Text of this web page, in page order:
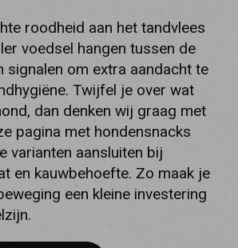
roodheid aan het tandvlees
voedsel hangen tussen de
signalen om extra aandacht te
Twijfel je over wat
dan denken wij graag met
pagina met hondensnacks
varianten aansluiten bij
en kauwbehoefte. Zo maak je
een kleine investering